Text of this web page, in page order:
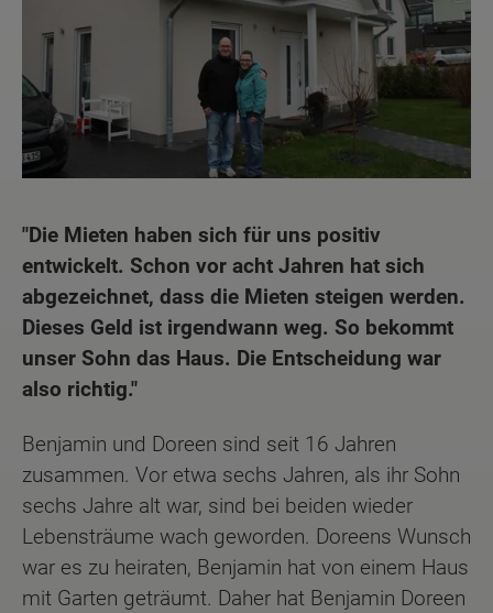
"Die Mieten haben sich für uns positiv
entwickelt. Schon vor acht Jahren hat sich
abgezeichnet, dass die Mieten steigen werden.
Dieses Geld ist irgendwann weg. So bekommt
unser Sohn das Haus. Die Entscheidung war
also richtig."
Benjamin und Doreen sind seit 16 Jahren
zusammen. Vor etwa sechs Jahren, als ihr Sohn
sechs Jahre alt war, sind bei beiden wieder
Lebensträume wach geworden. Doreens Wunsch
war es zu heiraten, Benjamin hat von einem Haus
mit Garten geträumt. Daher hat Benjamin Doreen